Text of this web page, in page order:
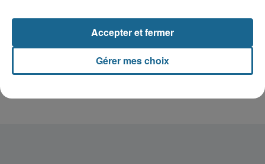
Disparition inquiétante à Cappelle-
la-Grande : Michael, 41 ans...
Gérer mes choix
Accepter et fermer